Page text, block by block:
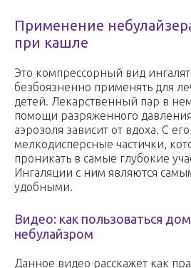
Применение
при кашле
Это компрессорный вид
безбоязненно применять для
детей. Лекарственный пар в
помощи разряженного
аэрозоля зависит от вдоха. С
мелкодисперсные частички,
проникать в самые глубокие
Ингаляции с ним являются
удобными.
Видео: как пользоваться
небулайзром
Данное видео расскажет как